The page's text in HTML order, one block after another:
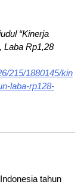
“Kinerja
Laba Rp1,28
215/1880145/kin
laba-rp128-
tahun